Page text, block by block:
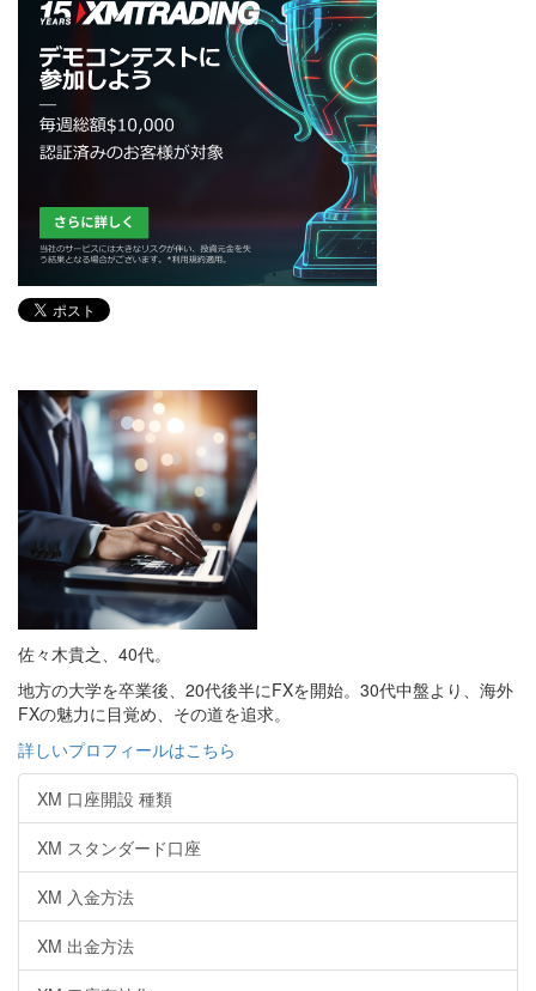
佐々木貴之、40代。
地方の大学を卒業後、20代後半にFXを開始。30代中盤より、海外
FXの魅力に目覚め、その道を追求。
詳しいプロフィールはこちら
XM 口座開設 種類
XM スタンダード口座
XM 入金方法
XM 出金方法